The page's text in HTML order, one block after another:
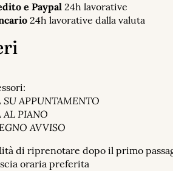
e Paypal24h lavorative
24h lavorative dalla valuta
SU APPUNTAMENTO
AL PIANO
AVVISO
di riprenotare dopo il primo
oraria preferita